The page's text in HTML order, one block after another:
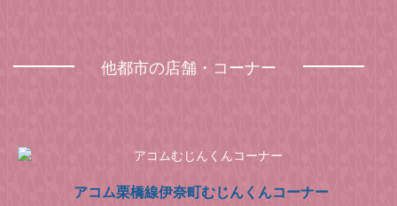
他都市の店舗・コーナー
アコム栗橋線伊奈町むじんくんコーナー